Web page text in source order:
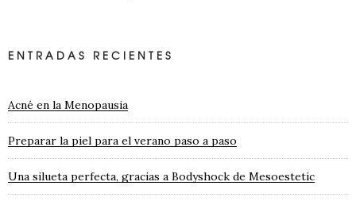
ENTRADAS RECIENTES
Acné en la Menopausia
Preparar la piel para el verano paso a paso
Una silueta perfecta, gracias a Bodyshock de Mesoestetic